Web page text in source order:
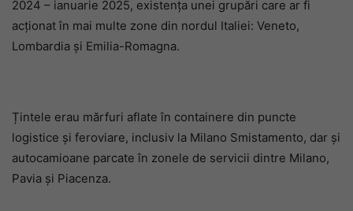
2024 – ianuarie 2025, existența unei grupări care ar fi
acționat în mai multe zone din nordul Italiei: Veneto,
Lombardia și Emilia-Romagna.
Țintele erau mărfuri aflate în containere din puncte
logistice și feroviare, inclusiv la Milano Smistamento, dar și
autocamioane parcate în zonele de servicii dintre Milano,
Pavia și Piacenza.